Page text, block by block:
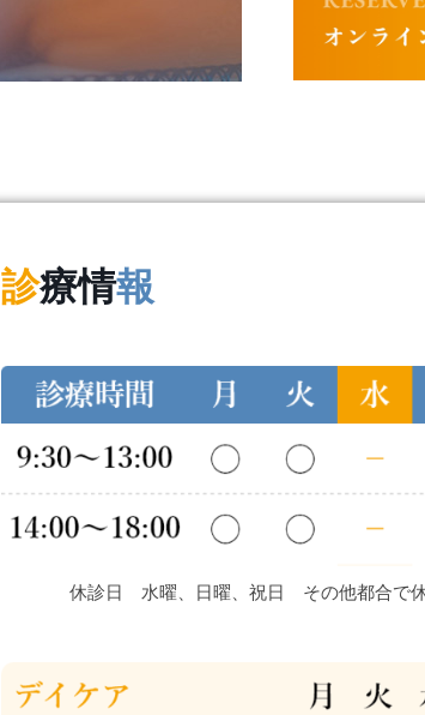
診療情報
休診日 水曜、日曜、祝日 その他都合で休